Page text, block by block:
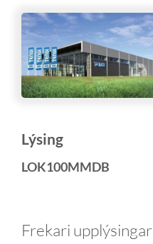
Lýsing
LOK100MMDB
Frekari upplýsingar